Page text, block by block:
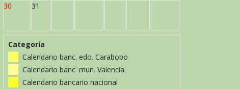
30 31
Categoría
Calendario banc. edo. Carabobo
Calendario banc. mun. Valencia
Calendario bancario nacional